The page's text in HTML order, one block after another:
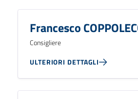
Francesco
Consigliere
ULTERIORI DETTAGLI